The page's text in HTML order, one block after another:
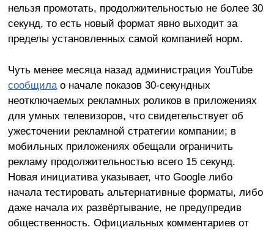
нельзя промотать, продолжительностью не более 30
секунд, то есть новый формат явно выходит за
пределы установленных самой компанией норм.
Чуть менее месяца назад администрация YouTube
сообщилао начале показов 30-секундных
неотключаемых рекламных роликов в приложениях
для умных телевизоров, что свидетельствует об
ужесточении рекламной стратегии компании; в
мобильных приложениях обещали ограничить
рекламу продолжительностью всего 15 секунд.
Новая инициатива указывает, что Google либо
начала тестировать альтернативные форматы, либо
даже начала их развёртывание, не предупредив
общественность. Официальных комментариев от